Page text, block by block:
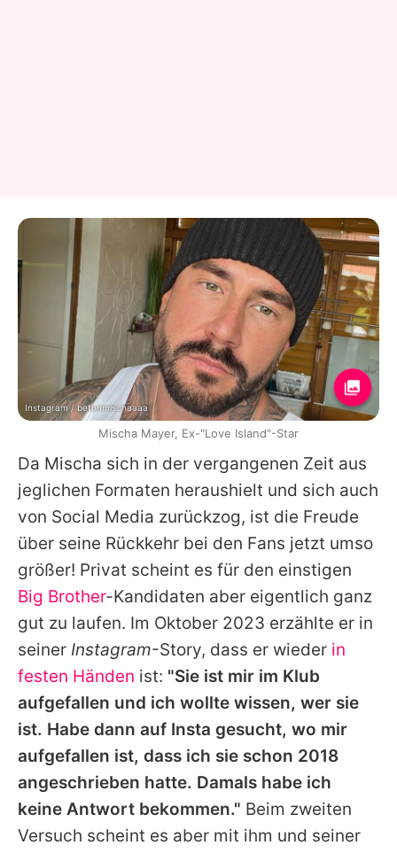
Da Mischa sich in der vergangenen Zeit aus
jeglichen Formaten heraushielt und sich auch
von Social Media zurückzog, ist die Freude
über seine Rückkehr bei den Fans jetzt umso
größer! Privat scheint es für den einstigen
Big Brother-Kandidaten aber eigentlich ganz
gut zu laufen. Im Oktober 2023 erzählte er in
seiner Instagram-Story, dass er wieder in
festen Händen ist: "Sie ist mir im Klub
aufgefallen und ich wollte wissen, wer sie
ist. Habe dann auf Insta gesucht, wo mir
aufgefallen ist, dass ich sie schon 2018
angeschrieben hatte. Damals habe ich
keine Antwort bekommen." Beim zweiten
Versuch scheint es aber mit ihm und seiner
Instagram / betonmischaaaa
Mischa Mayer, Ex-"Love Island"-Star